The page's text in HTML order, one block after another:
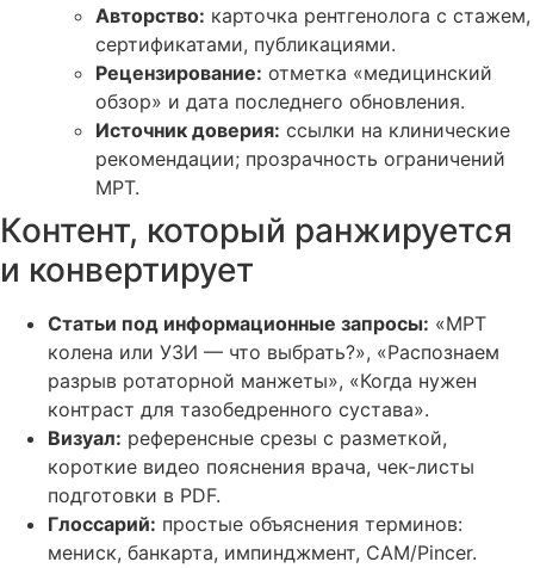
Авторство: карточка рентгенолога с стажем,
сертификатами, публикациями.
Рецензирование: отметка «медицинский
обзор» и дата последнего обновления.
Источник доверия: ссылки на клинические
рекомендации; прозрачность ограничений
МРТ.
Контент, который ранжируется
и конвертирует
Статьи под информационные запросы: «МРТ
колена или УЗИ — что выбрать?», «Распознаем
разрыв ротаторной манжеты», «Когда нужен
контраст для тазобедренного сустава».
Визуал: референсные срезы с разметкой,
короткие видео пояснения врача, чек-листы
подготовки в PDF.
Глоссарий: простые объяснения терминов:
мениск, банкарта, импинджмент, CAM/Pincer.